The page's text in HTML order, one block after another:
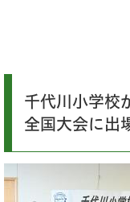
千代川小学校
全国大会に出